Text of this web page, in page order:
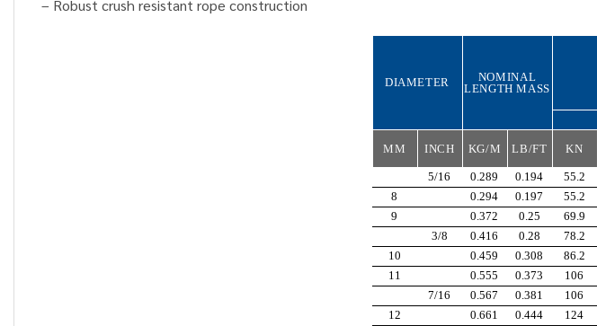
– Robust crush resistant rope construction
DIAMETER
NOMINAL
LENGTH MASS
MM INCH KG/M LB/FT KN
5/16
0.289 0.194 55.2
8
0.294 0.197 55.2
9
0.372 0.25 69.9
3/8
0.416 0.28 78.2
10
0.459 0.308 86.2
11
0.555 0.373 106
7/16
0.567 0.381 106
12
0.661 0.444 124